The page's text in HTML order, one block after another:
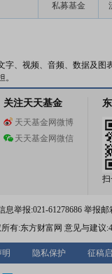
私募基金
、视频、音频、数据及图
关注天天基金
天天基金网微博
天天基金网微信
扫
举报:021-61278686 举报邮
有:东方财富网 意见与建议
隐私保护 征稿